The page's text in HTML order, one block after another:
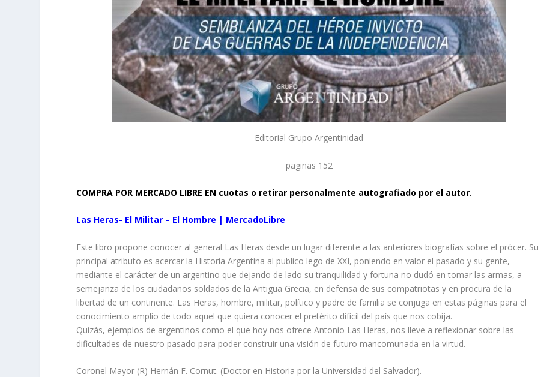
Editorial Grupo Argentinidad
paginas 152
COMPRA POR MERCADO LIBRE EN cuotas o retirar personalmente autografiado por el autor.
Las Heras- El Militar – El Hombre | MercadoLibre
Este libro propone conocer al general Las Heras desde un lugar diferente a las anteriores biografías sobre el prócer.
principal atributo es acercar la Historia Argentina al publico lego de XXI, poniendo en valor el pasado y su gente,
mediante el carácter de un argentino que dejando de lado su tranquilidad y fortuna no dudó en tomar las armas, a
semejanza de los ciudadanos soldados de la Antigua Grecia, en defensa de sus compatriotas y en procura de la
libertad de un continente. Las Heras, hombre, militar, político y padre de familia se conjuga en estas páginas para el
conocimiento amplio de todo aquel que quiera conocer el pretérito difícil del paìs que nos cobija.
Quizás, ejemplos de argentinos como el que hoy nos ofrece Antonio Las Heras, nos lleve a reflexionar sobre las
dificultades de nuestro pasado para poder construir una visión de futuro mancomunada en la virtud.
Coronel Mayor (R) Hernán F. Cornut. (Doctor en Historia por la Universidad del Salvador).